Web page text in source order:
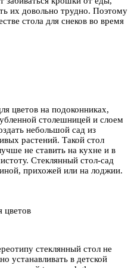
их довольно трудно. Поэтому
стола для снеков во время
цветов на подоконниках,
столешницей и слоем
небольшой сад из
растений. Такой стол
не ставить на кухне и в
Стеклянный стол-сад
прихожей или на лоджии.
цветов
стеклянный стол не
устанавливать в детской